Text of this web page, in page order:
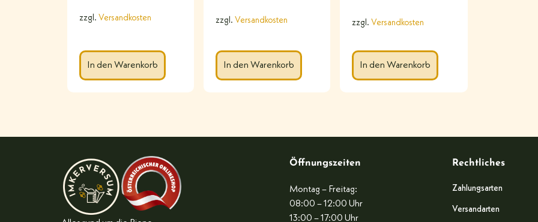
zzgl. Versandkosten
In den Warenkorb
zzgl. Versandkosten
In den Warenkorb
zzgl. Versandkosten
In den Warenkorb
Öffnungszeiten
Montag – Freitag:
08:00 – 12:00 Uhr
13:00 – 17:00 Uhr
Rechtliches
Zahlungsarten
Versandarten